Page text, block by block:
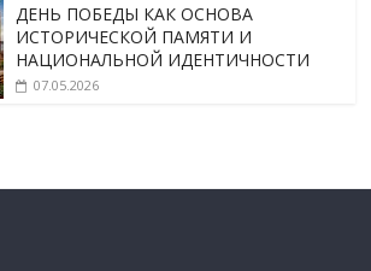
ДЕНЬ ПОБЕДЫ КАК ОСНОВА
ИСТОРИЧЕСКОЙ ПАМЯТИ И
НАЦИОНАЛЬНОЙ ИДЕНТИЧНОСТИ
07.05.2026